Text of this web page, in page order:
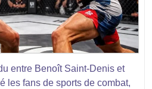
de
sports
de
combat
entre Benoît Saint-Denis et
les fans de sports de combat,